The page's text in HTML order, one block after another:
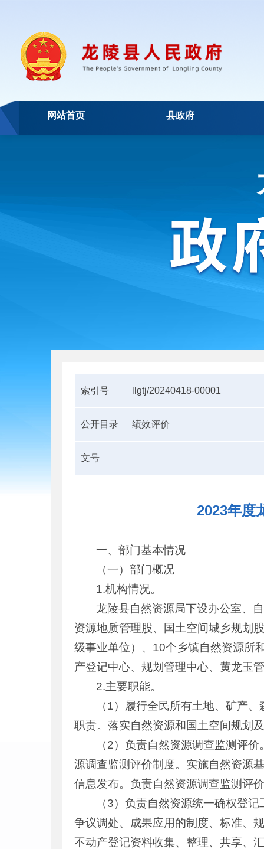
网站首页 县政府
索引号 llgtj/20240418-00001
公开目录 绩效评价
文号
2023年度
一、部门基本情况
（一）部门概况
1.机构情况。
龙陵县自然资源局下设办公室、
资源地质管理股、国土空间城乡规划
级事业单位）、10个乡镇自然资源所
产登记中心、规划管理中心、黄龙玉
2.主要职能。
（1）履行全民所有土地、矿产
职责。落实自然资源和国土空间规划
（2）负责自然资源调查监测评
源调查监测评价制度。实施自然资源
信息发布。负责自然资源调查监测评
（3）负责自然资源统一确权登
争议调处、成果应用的制度、标准、
不动产登记资料收集、整理、共享、